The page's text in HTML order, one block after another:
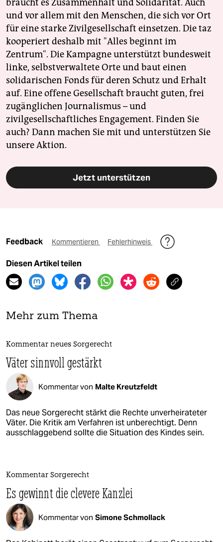
braucht es Zusammenhalt und Solidarität. Auch
und vor allem mit den Menschen, die sich vor Ort
für eine starke Zivilgesellschaft einsetzen. Die taz
kooperiert deshalb mit "Alles beginnt im
Zentrum". Die Kampagne unterstützt bundesweit
linke, selbstverwaltete Orte und baut einen
solidarischen Fonds für deren Schutz und Erhalt
auf. Eine offene Gesellschaft braucht guten, frei
zugänglichen Journalismus – und
zivilgesellschaftliches Engagement. Finden Sie
auch? Dann machen Sie mit und unterstützen Sie
unsere Aktion.
Jetzt unterstützen
Feedback Kommentieren Fehlerhinweis
Diesen Artikel teilen
Mehr zum Thema
Kommentar neues Sorgerecht
Väter sinnvoll gestärkt
Kommentar von Malte Kreutzfeldt
Das neue Sorgerecht stärkt die Rechte unverheirateter
Väter. Die Kritik am Verfahren ist unberechtigt. Denn
ausschlaggebend sollte die Situation des Kindes sein.
Kommentar Sorgerecht
Es gewinnt die clevere Kanzlei
Kommentar von Simone Schmollack